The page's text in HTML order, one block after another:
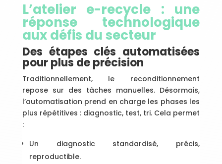
L’atelier e-recycle : une
réponse technologique
aux défis du secteur
Des étapes clés automatisées
pour plus de précision
Traditionnellement, le reconditionnement
repose sur des tâches manuelles. Désormais,
l’automatisation prend en charge les phases les
plus répétitives : diagnostic, test, tri. Cela permet
:
Un diagnostic standardisé, précis,
reproductible.